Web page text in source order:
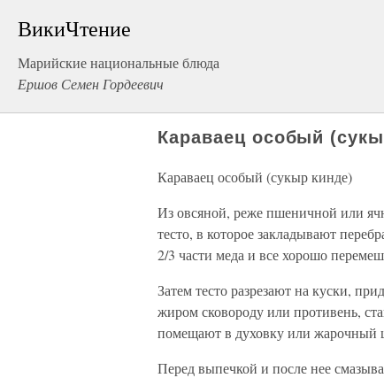
ВикиЧтение
Марийские национальные блюда
Ершов Семен Гордеевич
Караваец особый
Караваец особый (сукыр кинде)
Из овсяной, реже пшеничной или
тесто, в которое закладывают
2/3 части меда и все хорошо
Затем тесто разрезают на куски,
жиром сковороду или противень,
помещают в духовку или жарочный
Перед выпечкой и после нее